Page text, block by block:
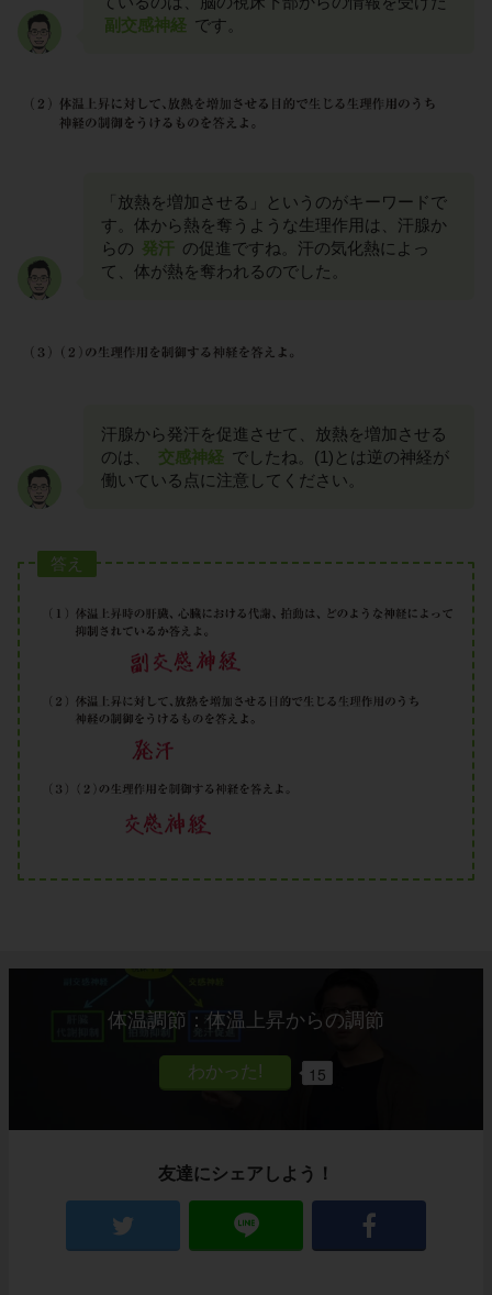
副交感神経 です。
「放熱を増加させる」というのがキーワードで
す。体から熱を奪うような生理作用は、汗腺か
らの 発汗 の促進ですね。汗の気化熱によっ
て、体が熱を奪われるのでした。
汗腺から発汗を促進させて、放熱を増加させる
のは、
交感神経 でしたね。(1)とは逆の神経が
働いている点に注意してください。
答え
体温調節：体温上昇からの調節
15
友達にシェアしよう！